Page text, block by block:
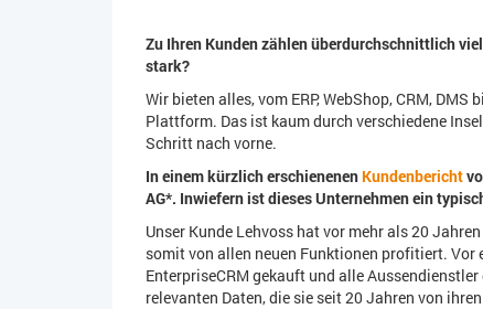
Zu Ihren Kunden zählen überdurchschnittlich
stark?
Wir bieten alles, vom ERP, WebShop, CRM,
Plattform. Das ist kaum durch verschiedene
Schritt nach vorne.
In einem kürzlich erschienenen Kundenbericht
AG*. Inwiefern ist dieses Unternehmen ein
Unser Kunde Lehvoss hat vor mehr als 20
somit von allen neuen Funktionen profitiert. Vor
EnterpriseCRM gekauft und alle
relevanten Daten, die sie seit 20 Jahren von